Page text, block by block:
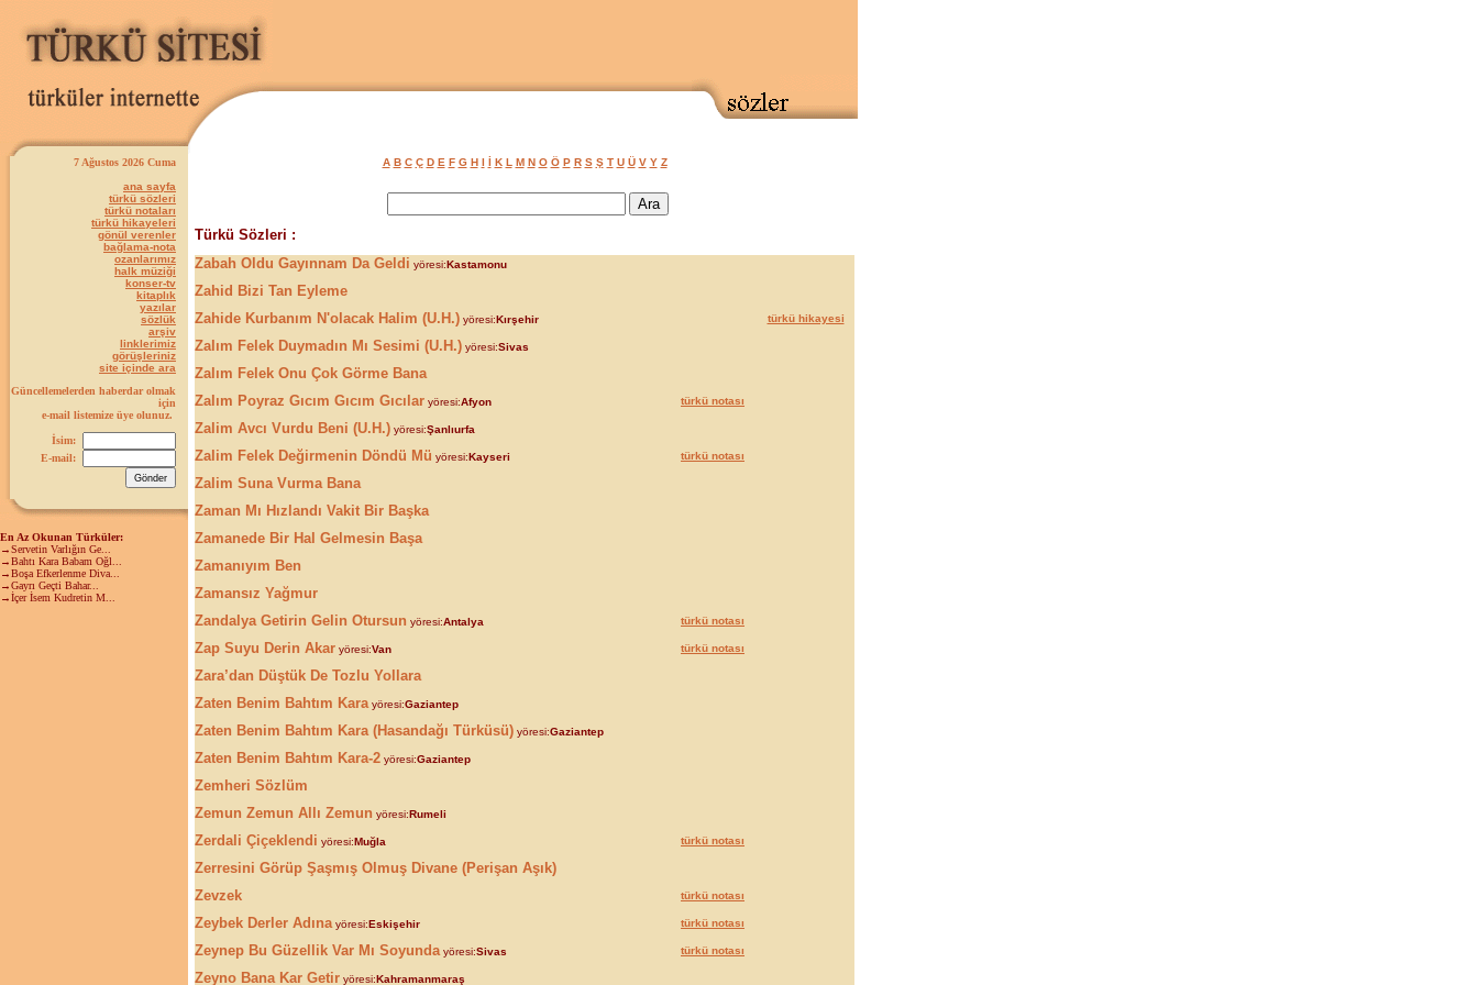
7 Ağustos 2026 Cuma
ana sayfa
türkü sözleri
türkü notaları
türkü hikayeleri
gönül verenler
bağlama-nota
ozanlarımız
halk müziği
konser-tv
kitaplık
yazılar
sözlük
arşiv
linklerimiz
görüşleriniz
site içinde ara
Güncellemelerden haberdar olmak
için
e-mail listemize üye olunuz.
İsim:
E-mail:
En Az Okunan Türküler:
→Servetin Varlığın Ge...
→Bahtı Kara Babam Oğl...
→Boşa Efkerlenme Diva...
→Gayrı Geçti Bahar...
→İçer İsem Kudretin M...
A B C Ç D E F G H I İ K L M N O Ö P R S Ş T U Ü V Y Z
Türkü Sözleri :
Zabah Oldu Gayınnam Da Geldi yöresi:Kastamonu
Zahid Bizi Tan Eyleme
Zahide Kurbanım N'olacak Halim (U.H.) yöresi:Kırşehir türkü hikayesi
Zalım Felek Duymadın Mı Sesimi (U.H.) yöresi:Sivas
Zalım Felek Onu Çok Görme Bana
Zalım Poyraz Gıcım Gıcım Gıcılar yöresi:Afyon türkü notası
Zalim Avcı Vurdu Beni (U.H.) yöresi:Şanlıurfa
Zalim Felek Değirmenin Döndü Mü yöresi:Kayseri türkü notası
Zalim Suna Vurma Bana
Zaman Mı Hızlandı Vakit Bir Başka
Zamanede Bir Hal Gelmesin Başa
Zamanıyım Ben
Zamansız Yağmur
Zandalya Getirin Gelin Otursun yöresi:Antalya türkü notası
Zap Suyu Derin Akar yöresi:Van türkü notası
Zara’dan Düştük De Tozlu Yollara
Zaten Benim Bahtım Kara yöresi:Gaziantep
Zaten Benim Bahtım Kara (Hasandağı Türküsü) yöresi:Gaziantep
Zaten Benim Bahtım Kara-2 yöresi:Gaziantep
Zemheri Sözlüm
Zemun Zemun Allı Zemun yöresi:Rumeli
Zerdali Çiçeklendi yöresi:Muğla türkü notası
Zerresini Görüp Şaşmış Olmuş Divane (Perişan Aşık)
Zevzek
türkü notası
Zeybek Derler Adına yöresi:Eskişehir türkü notası
Zeynep Bu Güzellik Var Mı Soyunda yöresi:Sivas türkü notası
Zeyno Bana Kar Getir yöresi:Kahramanmaraş